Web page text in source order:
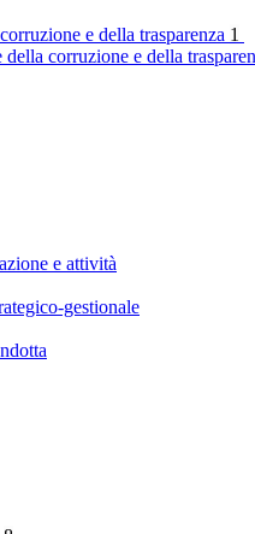
e della trasparenza 1
corruzione e della
e attività
gestionale